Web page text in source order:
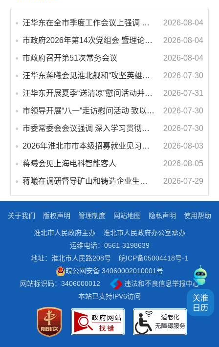
汪华东在全市季度工作会议上强调 锚定打好“三仗”任务和年度预期目标不动摇 在全市上下掀起比学赶超争先进位的攻坚热潮 2026-08-04
市政府2026年第14次党组会 暨理论学习中心组学习会议召开 蒋曦主持会议并讲话 2026-08-04
市政府召开第51次常务会议 2026-08-04
汪华东蒋曦会见淮北舰和“攻坚英雄连”官兵代表 2026-07-30
汪华东开展夏季“送清凉”慰问活动并调研专门教育工作 落实落细防暑降温措施 用心用情关爱一线职工 2026-07-31
市领导开展“八一”走访慰问活动 致以节日问候 畅叙鱼水深情 2026-07-30
市委常委会会议强调 深入学习贯彻习近平总书记重要讲话指示精神 高质量推进城市更新 不断提升本质安全水平 汪华东主持会议 2026-07-30
2026年淮北市市本级招募就业见习人员公告 2026-08-03
蒋曦会见上海电科智能客人 2026-08-05
蒋曦在调研督导矿山和铸造企业生态环境保护工作时强调 以整改实效推动绿色转型发展 2026-07-29
关于我们 版权声明 管理制度 网站地图 隐私声明 使用帮助
淮北市人民政府主办
淮北市人民政府办公室承办
运维电话：0561-3198639
地址：淮北市人民路208号
皖ICP备05004418号-1
皖公网安备 34060002010001号
网站标识码：3406000012
违法和不良信息举报中心
本站已支持IPV6访问